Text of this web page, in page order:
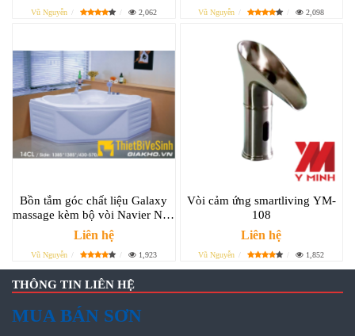
Vũ Nguyễn 2,062 Vũ Nguyễn 2,098
Bồn tắm góc chất liệu Galaxy
massage kèm bộ vòi Navier NV-
1306GYMV
Liên hệ
Vũ Nguyễn 1,923
Vòi cảm ứng smartliving YM-
108
Liên hệ
Vũ Nguyễn 1,852
THÔNG TIN LIÊN HỆ
MUA BÁN SƠN